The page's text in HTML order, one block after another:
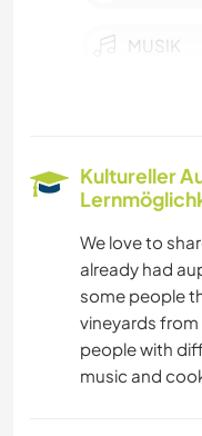
MUSIK
BÜCHER
KUNST &
Kultureller
We love to
already had
some people
vineyards
people with
music and